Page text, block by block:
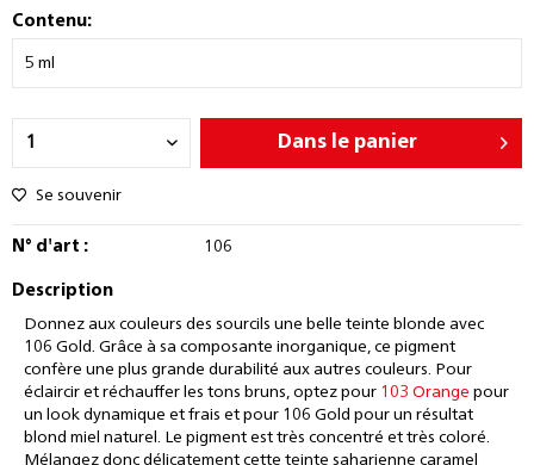
Contenu:
Dans le panier
Se souvenir
N° d'art : 106
Description
Donnez aux couleurs des sourcils une belle teinte blonde avec
106 Gold. Grâce à sa composante inorganique, ce pigment
confère une plus grande durabilité aux autres couleurs. Pour
éclaircir et réchauffer les tons bruns, optez pour 103 Orange pour
un look dynamique et frais et pour 106 Gold pour un résultat
blond miel naturel. Le pigment est très concentré et très coloré.
Mélangez donc délicatement cette teinte saharienne caramel